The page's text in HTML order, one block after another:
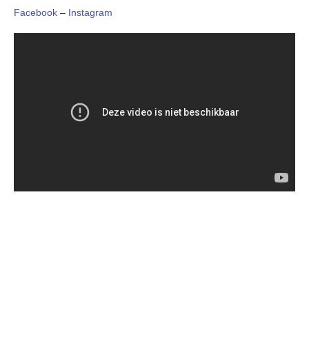
Facebook – Instagram